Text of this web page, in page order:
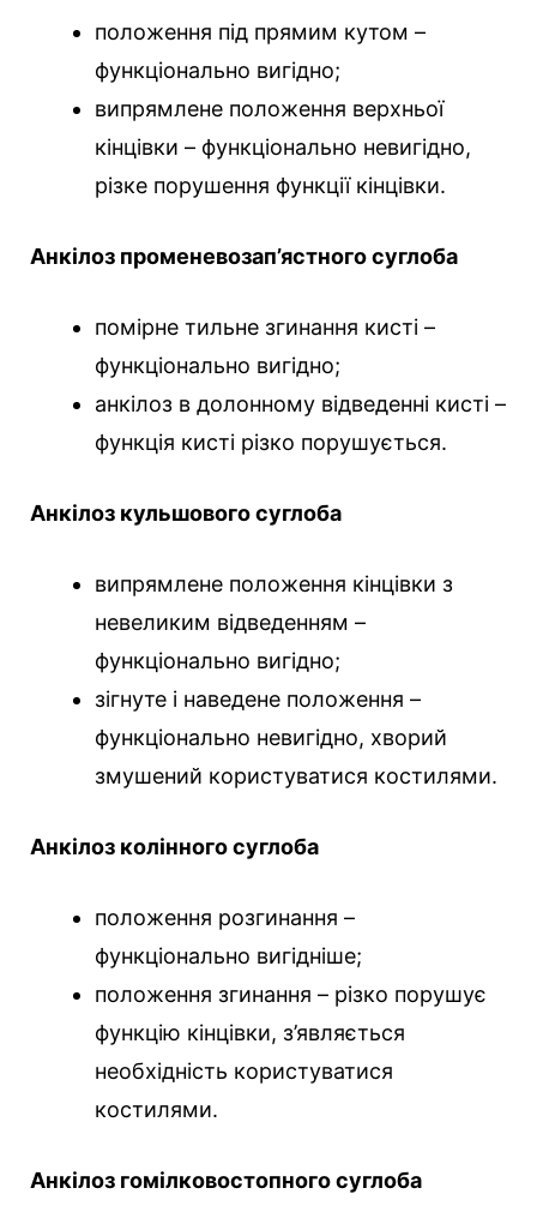
положення під прямим кутом –
функціонально вигідно;
випрямлене положення верхньої
кінцівки – функціонально невигідно,
різке порушення функції кінцівки.
Анкілоз променевозап’ястного суглоба
помірне тильне згинання кисті –
функціонально вигідно;
анкілоз в долонному відведенні кисті –
функція кисті різко порушується.
Анкілоз кульшового суглоба
випрямлене положення кінцівки з
невеликим відведенням –
функціонально вигідно;
зігнуте і наведене положення –
функціонально невигідно, хворий
змушений користуватися костилями.
Анкілоз колінного суглоба
положення розгинання –
функціонально вигідніше;
положення згинання – різко порушує
функцію кінцівки, з’являється
необхідність користуватися
костилями.
Анкілоз гомілковостопного суглоба